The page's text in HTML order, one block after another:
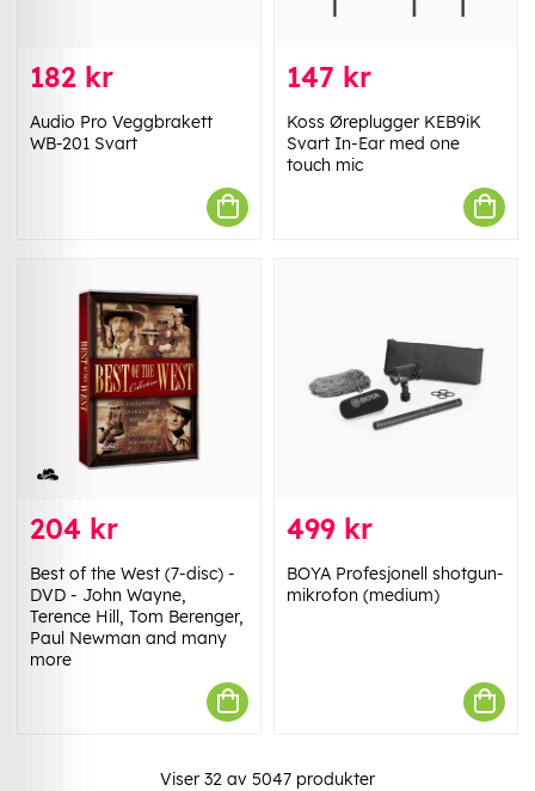
182 kr
Audio Pro Veggbrakett
WB-201 Svart
147 kr
Koss Øreplugger KEB9iK
Svart In-Ear med one
touch mic
204 kr
Best of the West (7-disc) -
DVD - John Wayne,
Terence Hill, Tom Berenger,
Paul Newman and many
more
499 kr
BOYA Profesjonell shotgun-
mikrofon (medium)
Viser 32 av 5047 produkter